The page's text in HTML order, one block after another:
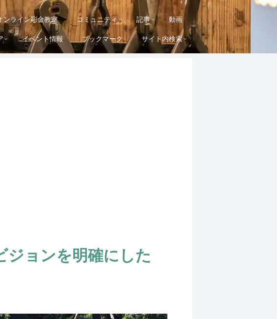
ンライン彫金教室 コミュニティ 記事 動画
イベント情報 ブックマーク サイト内検索
ジョンを明確にした